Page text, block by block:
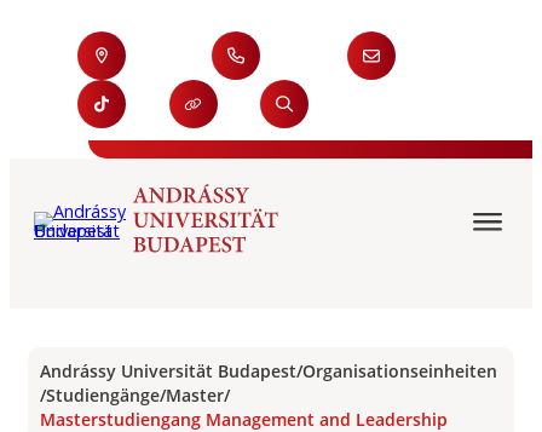
Andrássy Universität Budapest/Organisationseinheiten
/Studiengänge/Master/
Masterstudiengang Management and Leadership